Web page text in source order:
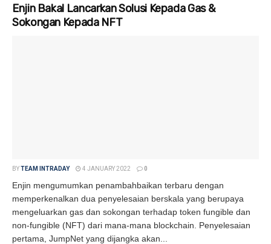
Enjin Bakal Lancarkan Solusi Kepada Gas &
Sokongan Kepada NFT
BYTEAM INTRADAY 4 JANUARY 2022 0
Enjin mengumumkan penambahbaikan terbaru dengan
memperkenalkan dua penyelesaian berskala yang berupaya
mengeluarkan gas dan sokongan terhadap token fungible dan
non-fungible (NFT) dari mana-mana blockchain. Penyelesaian
pertama, JumpNet yang dijangka akan...